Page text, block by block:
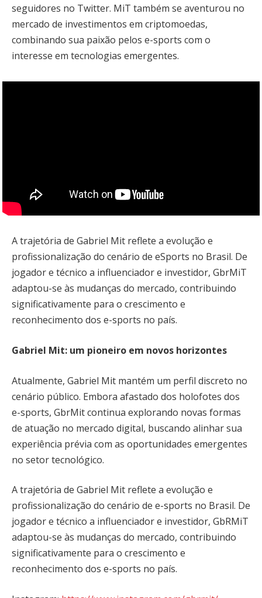
seguidores no Twitter. MiT também se aventurou no
mercado de investimentos em criptomoedas,
combinando sua paixão pelos e-sports com o
interesse em tecnologias emergentes.
A trajetória de Gabriel Mit reflete a evolução e
profissionalização do cenário de eSports no Brasil. De
jogador e técnico a influenciador e investidor, GbrMiT
adaptou-se às mudanças do mercado, contribuindo
significativamente para o crescimento e
reconhecimento dos e-sports no país.
Gabriel Mit: um pioneiro em novos horizontes
Atualmente, Gabriel Mit mantém um perfil discreto no
cenário público. Embora afastado dos holofotes dos
e-sports, GbrMit continua explorando novas formas
de atuação no mercado digital, buscando alinhar sua
experiência prévia com as oportunidades emergentes
no setor tecnológico.
A trajetória de Gabriel Mit reflete a evolução e
profissionalização do cenário de e-sports no Brasil. De
jogador e técnico a influenciador e investidor, GbRMiT
adaptou-se às mudanças do mercado, contribuindo
significativamente para o crescimento e
reconhecimento dos e-sports no país.